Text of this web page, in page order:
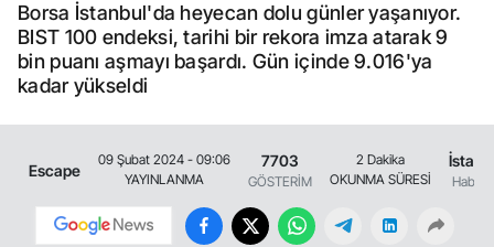
Borsa İstanbul'da heyecan dolu günler yaşanıyor.
BIST 100 endeksi, tarihi bir rekora imza atarak 9
bin puanı aşmayı başardı. Gün içinde 9.016'ya
kadar yükseldi
Escape
09 Şubat 2024 - 09:06
YAYINLANMA
7703
GÖSTERİM
2 Dakika
OKUNMA SÜRESİ